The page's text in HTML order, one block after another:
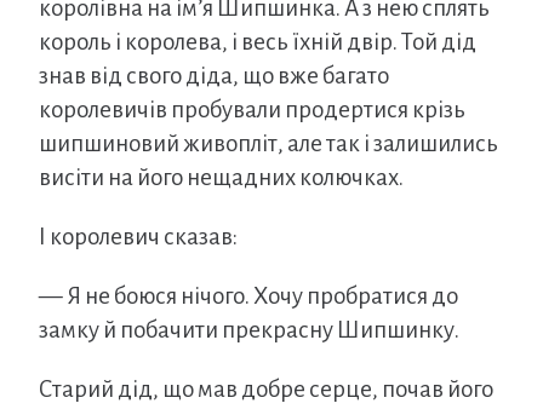
королівна на ім’я Шипшинка. А з нею сплять
король і королева, і весь їхній двір. Той дід
знав від свого діда, що вже багато
королевичів пробували продертися крізь
шипшиновий живопліт, але так і залишились
висіти на його нещадних колючках.
І королевич сказав:
— Я не боюся нічого. Хочу пробратися до
замку й побачити прекрасну Шипшинку.
Старий дід, що мав добре серце, почав його